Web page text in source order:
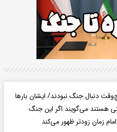
دنبال جنگ نبودند/ ایشان بارها
هستند می‌گویند اگر این جنگ
زمان زودتر ظهور می‌کند